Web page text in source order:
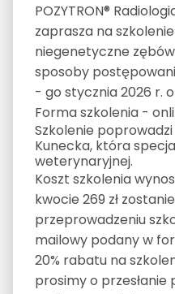
POZYTRON®
zaprasza na
niegenetyczne
sposoby
- go stycznia 2026 r. o
Forma szkolenia -
Szkolenie
Kunecka, która
weterynaryjnej.
Koszt szkolenia
kwocie 269 zł
przeprowadzeniu
mailowy podany w
20% rabatu na
prosimy o przesłanie